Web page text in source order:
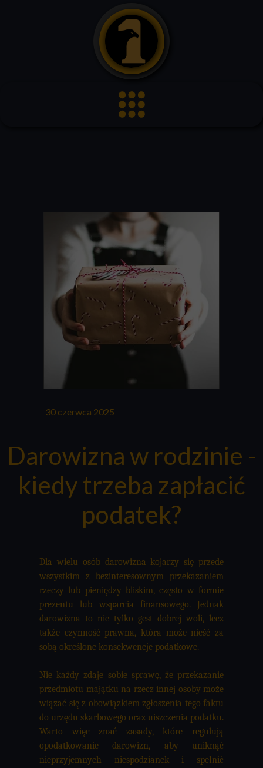
30 czerwca 2025
Darowizna w rodzinie -
kiedy trzeba zapłacić
podatek?
Dla wielu osób darowizna kojarzy się przede
wszystkim z bezinteresownym przekazaniem
rzeczy lub pieniędzy bliskim, często w formie
prezentu lub wsparcia finansowego. Jednak
darowizna to nie tylko gest dobrej woli, lecz
także czynność prawna, która może nieść za
sobą określone konsekwencje podatkowe.
Nie każdy zdaje sobie sprawę, że przekazanie
przedmiotu majątku na rzecz innej osoby może
wiązać się z obowiązkiem zgłoszenia tego faktu
do urzędu skarbowego oraz uiszczenia podatku.
Warto więc znać zasady, które regulują
opodatkowanie darowizn, aby uniknąć
nieprzyjemnych niespodzianek i spełnić